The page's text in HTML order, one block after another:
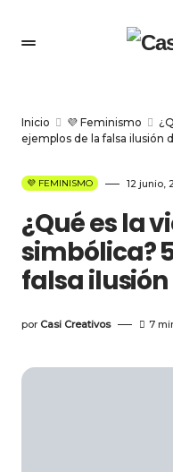
Inicio 💜 Feminismo
ejemplos de la falsa ilusión
💜 FEMINISMO 12 junio,
¿Qué es la
simbólica?
falsa
por Casi Creativos 7